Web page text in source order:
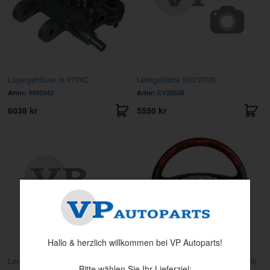
Lagergehäuse re V70XC
Artnr: 9492042
6038 kr
Lenkgetriebe S60/V70N
Artnr: CV25638
5550 kr
Lenkgetriebe S60/V70N Lenkrad S40/V40 rot Walnuss (NOS)
Hallo & herzlich willkommen bei VP Autoparts!